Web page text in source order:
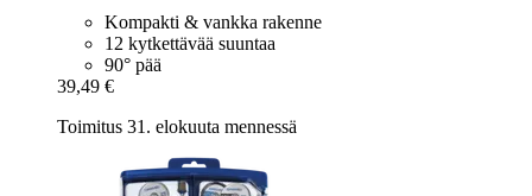
Kompakti & vankka rakenne
12 kytkettävää suuntaa
90° pää
39,49 €
Toimitus 31. elokuuta mennessä